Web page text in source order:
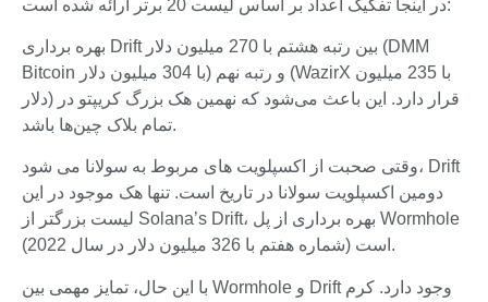
در اینجا تفکیک اعداد بر اساس لیست 20 برتر ارائه شده است:
بهره برداری Drift بین رتبه هشتم با 270 میلیون دلار (DMM
Bitcoin با 304 میلیون دلار) و رتبه نهم (WazirX با 235 میلیون
دلار) قرار دارد. این باعث می‌شود که نهمین هک بزرگ کریپتو در
تمام بلاک چین‌ها باشد.
وقتی صحبت از اکسپلویت های مربوط به سولانا می شود، Drift
دومین اکسپلویت سولانا در تاریخ است. تنها هک موجود در این
لیست بزرگتر از Solana’s Drift، بهره برداری از پل Wormhole
است (شماره هفتم با 326 میلیون دلار در سال 2022).
با این حال، تمایز مهمی بین Wormhole و Drift وجود دارد. کرم